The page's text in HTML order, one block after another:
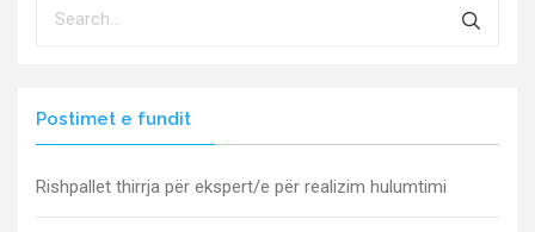
Postimet e fundit
Rishpallet thirrja për ekspert/e për realizim hulumtimi